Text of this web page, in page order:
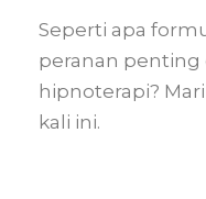
Seperti apa
peranan penting
hipnoterapi?
kali ini.